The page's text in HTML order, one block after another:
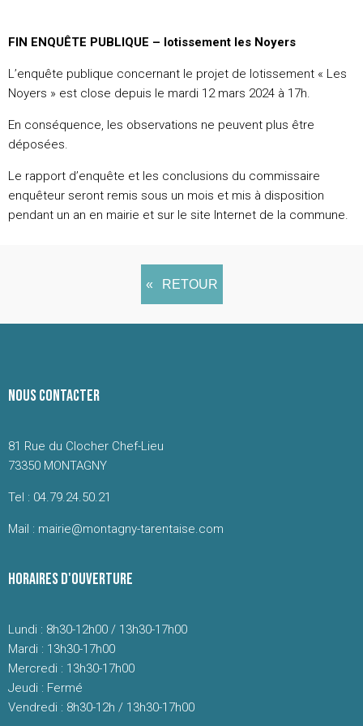
FIN ENQUÊTE PUBLIQUE – lotissement les Noyers
L’enquête publique concernant le projet de lotissement « Les
Noyers » est close depuis le mardi 12 mars 2024 à 17h.
En conséquence, les observations ne peuvent plus être
déposées.
Le rapport d’enquête et les conclusions du commissaire
enquêteur seront remis sous un mois et mis à disposition
pendant un an en mairie et sur le site Internet de la commune.
RETOUR
NOUS CONTACTER
81 Rue du Clocher Chef-Lieu
73350 MONTAGNY
Tel : 04.79.24.50.21
Mail : mairie@montagny-tarentaise.com
HORAIRES D'OUVERTURE
Lundi : 8h30-12h00 / 13h30-17h00
Mardi : 13h30-17h00
Mercredi : 13h30-17h00
Jeudi : Fermé
Vendredi : 8h30-12h / 13h30-17h00